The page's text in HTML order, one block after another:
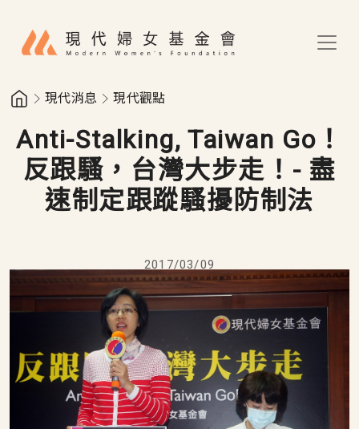
現代消息 現代觀點
Anti-Stalking, Taiwan Go！
反跟騷，台灣大步走！- 盡
速制定跟蹤騷擾防制法
2017/03/09